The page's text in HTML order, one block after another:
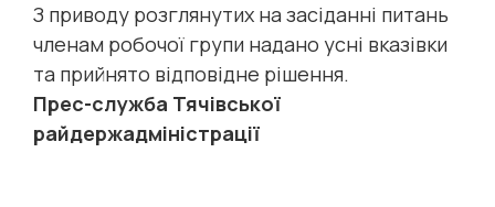
З приводу розглянутих на засіданні питань
членам робочої групи надано усні вказівки
та прийнято відповідне рішення.
Прес-служба Тячівської
райдержадміністрації